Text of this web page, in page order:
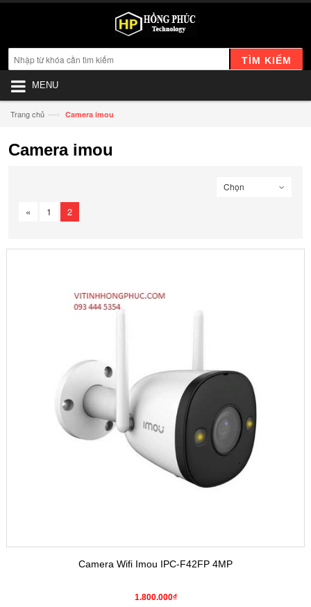
TÌM KIẾM
MENU
Trang chủ —› Camera imou
Camera imou
Chọn
« 1 2
Camera Wifi Imou IPC-F42FP 4MP
1.800.000₫